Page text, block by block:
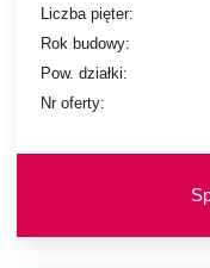
Liczba pięter:
Rok budowy:
Pow. działki:
Nr oferty: